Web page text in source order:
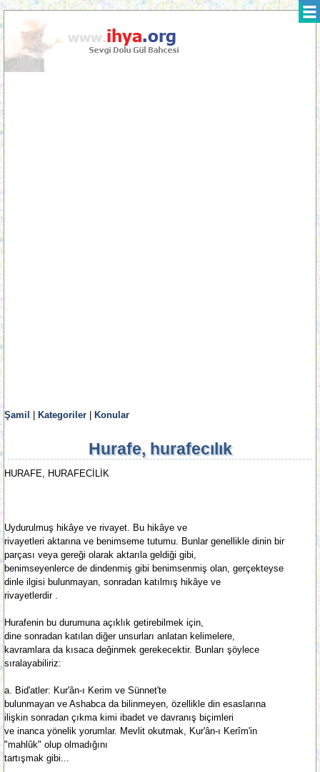
Şamil Kategoriler Konular
Hurafe, hurafecılık
HURAFE, HURAFECİLİK
Uydurulmuş hikâye ve rivayet. Bu hikâye ve
rivayetleri aktarına ve benimseme tutumu. Bunlar genellikle dinin bir
parçası veya gereği olarak aktarıla geldiği gibi,
benimseyenlerce de dindenmiş gibi benimsenmiş olan, gerçekteyse
dinle ilgisi bulunmayan, sonradan katılmış hikâye ve
rivayetlerdir .
Hurafenin bu durumuna açıklık getirebilmek için,
dine sonradan katılan diğer unsurları anlatan kelimelere,
kavramlara da kısaca değinmek gerekecektir. Bunları şöylece
sıralayabiliriz:
a. Bid'atler: Kur'ân-ı Kerim ve Sünnet'te
bulunmayan ve Ashabca da bilinmeyen, özellikle din esaslarına
ilişkin sonradan çıkma kimi ibadet ve davranış biçimleri
ve inanca yönelik yorumlar. Mevlit okutmak, Kur'ân-ı Kerîm'in
"mahlûk" olup olmadığını
tartışmak gibi...